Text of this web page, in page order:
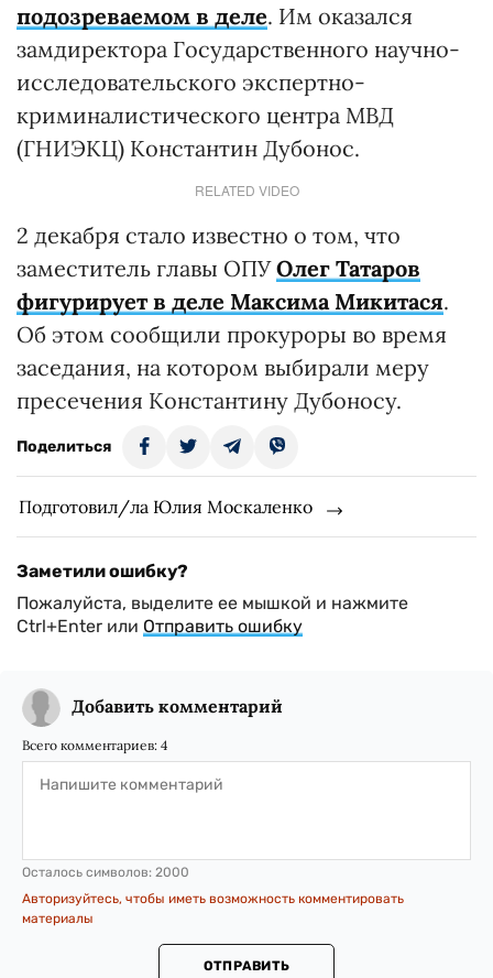
подозреваемом в деле. Им оказался
замдиректора Государственного научно-
исследовательского экспертно-
криминалистического центра МВД
(ГНИЭКЦ) Константин Дубонос.
RELATED VIDEO
2 декабря стало известно о том, что
заместитель главы ОПУОлег Татаров
фигурирует в деле Максима Микитася.
Об этом сообщили прокуроры во время
заседания, на котором выбирали меру
пресечения Константину Дубоносу.
Поделиться
Подготовил/ла Юлия Москаленко
Заметили ошибку?
Пожалуйста, выделите ее мышкой и нажмите
Ctrl+Enter или Отправить ошибку
Добавить комментарий
Всего комментариев: 4
Осталось символов: 2000
Авторизуйтесь, чтобы иметь возможность комментировать
материалы
ОТПРАВИТЬ